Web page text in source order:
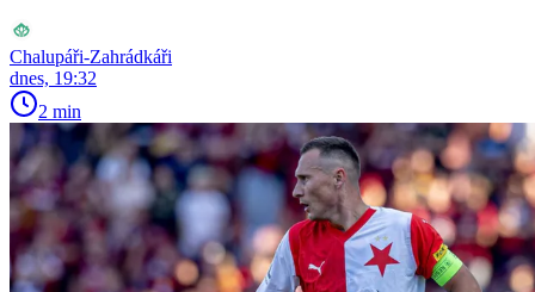
Chalupáři-Zahrádkáři
dnes, 19:32
2 min